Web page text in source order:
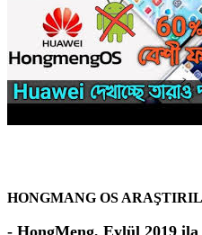
HONGMANG OS
- HongMeng, Eylül 2019 ila